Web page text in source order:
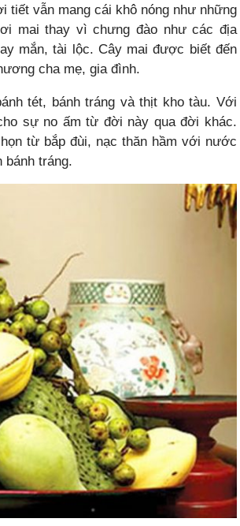
tiết vẫn mang cái khô nóng như những
mai thay vì chưng đào như các địa
mắn, tài lộc. Cây mai được biết đến
cha mẹ, gia đình.
tét, bánh tráng và thịt kho tàu. Với
sự no ấm từ đời này qua đời khác.
từ bắp đùi, nạc thăn hầm với nước
tráng.